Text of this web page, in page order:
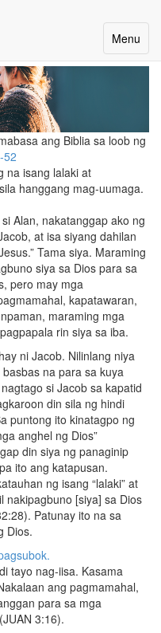
Toggle
Menu
SA DIOS
ang Biblia sa loob ng
52
na isang lalaki at
hanggang mag-uumaga.
Alan, nakatanggap ako ng
at isa siyang dahilan
Tama siya. Maraming
siya sa Dios para sa
pero may mga
kapatawaran,
maraming mga
rin siya sa iba.
ni Jacob. Nilinlang niya
na para sa kuya
si Jacob sa kapatid
din sila ng hindi
puntong ito kinatagpo ng
anghel ng Dios”
din siya ng panaginip
ito ang katapusan.
ng isang “lalaki” at
nakipagbuno [siya] sa Dios
Patunay ito na sa
Dios.
tayo nag-iisa. Kasama
ang pagmamahal,
para sa mga
3:16).